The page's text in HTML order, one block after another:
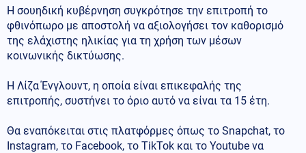
Η σουηδική κυβέρνηση συγκρότησε την επιτροπή το
φθινόπωρο με αποστολή να αξιολογήσει τον καθορισμό
της ελάχιστης ηλικίας για τη χρήση των μέσων
κοινωνικής δικτύωσης.
Η Λίζα Ένγλουντ, η οποία είναι επικεφαλής της
επιτροπής, συστήνει το όριο αυτό να είναι τα 15 έτη.
Θα εναπόκειται στις πλατφόρμες όπως το Snapchat, το
Instagram, το Facebook, το TikTok και το Youtube να